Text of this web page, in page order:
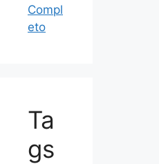
Compl
eto
Ta
gs